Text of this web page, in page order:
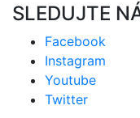
SLEDUJTE
Facebook
Instagram
Youtube
Twitter